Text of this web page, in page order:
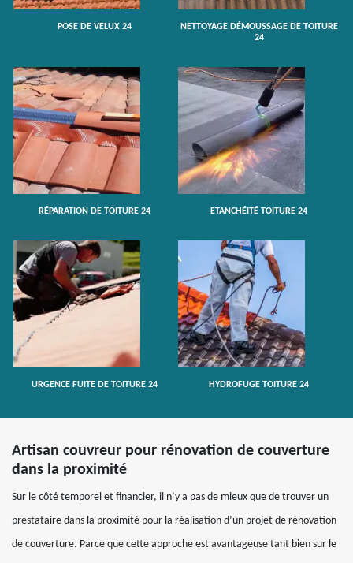
POSE DE VELUX 24
NETTOYAGE DÉMOUSSAGE DE TOITURE
24
RÉPARATION DE TOITURE 24 ETANCHÉITÉ TOITURE 24
URGENCE FUITE DE TOITURE 24 HYDROFUGE TOITURE 24
Artisan couvreur pour rénovation de couverture
dans la proximité
Sur le côté temporel et financier, il n’y a pas de mieux que de trouver un
prestataire dans la proximité pour la réalisation d’un projet de rénovation
de couverture. Parce que cette approche est avantageuse tant bien sur le